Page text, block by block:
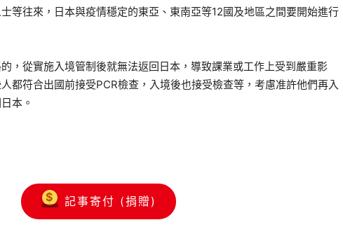
等往來，日本與疫情穩定的東亞、東南亞等12國及地區之間要開始進行
，從實施入境管制後就無法返回日本，導致課業或工作上受到嚴重影
都符合出國前接受PCR檢查，入境後也接受檢查等，考慮准許他們再入
本。
記事寄付 (捐贈)